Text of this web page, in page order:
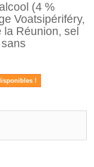
(4 %
Voatsipériféry,
la Réunion, sel
!